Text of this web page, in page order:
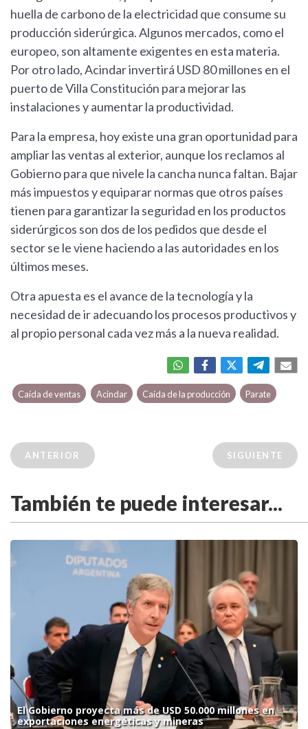
huella de carbono de la electricidad que consume su
producción siderúrgica. Algunos mercados, como el
europeo, son altamente exigentes en esta materia.
Por otro lado, Acindar invertirá USD 80 millones en el
puerto de Villa Constitución para mejorar las
instalaciones y aumentar la productividad.
Para la empresa, hoy existe una gran oportunidad para
ampliar las ventas al exterior, aunque los reclamos al
Gobierno para que nivele la cancha nunca faltan. Bajar
más impuestos y equiparar normas que otros países
tienen para garantizar la seguridad en los productos
siderúrgicos son dos de los pedidos que desde el
sector se le viene haciendo a las autoridades en los
últimos meses.
Otra apuesta es el avance de la tecnología y la
necesidad de ir adecuando los procesos productivos y
al propio personal cada vez más a la nueva realidad.
Caída de ventas Acindar Caída de la producción Parate
ANTERIOR SIGUIENTE
También te puede interesar...
El Gobierno proyecta más de USD 50.000 millones en
exportaciones energéticas y mineras